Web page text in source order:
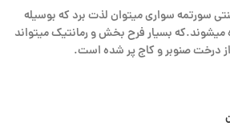
سورتمه سواری میتوان لذت برد که بوسیله
بسیار فرح بخش و رمانتیک میتواند
درخت صنوبر و کاج پر شده است.